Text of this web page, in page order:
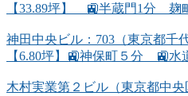
【33.89坪】 🚉半蔵門1分 麹
神田中央ビル：703（東京都千
【6.80坪】🚉神保町５分 🚉水
木村実業第２ビル（東京都中